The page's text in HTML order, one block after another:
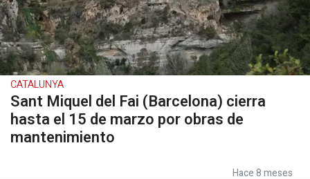
CATALUNYA
Sant Miquel del Fai (Barcelona) cierra
hasta el 15 de marzo por obras de
mantenimiento
Hace 8 meses